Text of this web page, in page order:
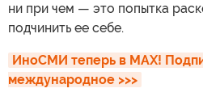
ни при чем — это попытка
подчинить ее себе.
ИноСМИ теперь в MAX!
международное >>>